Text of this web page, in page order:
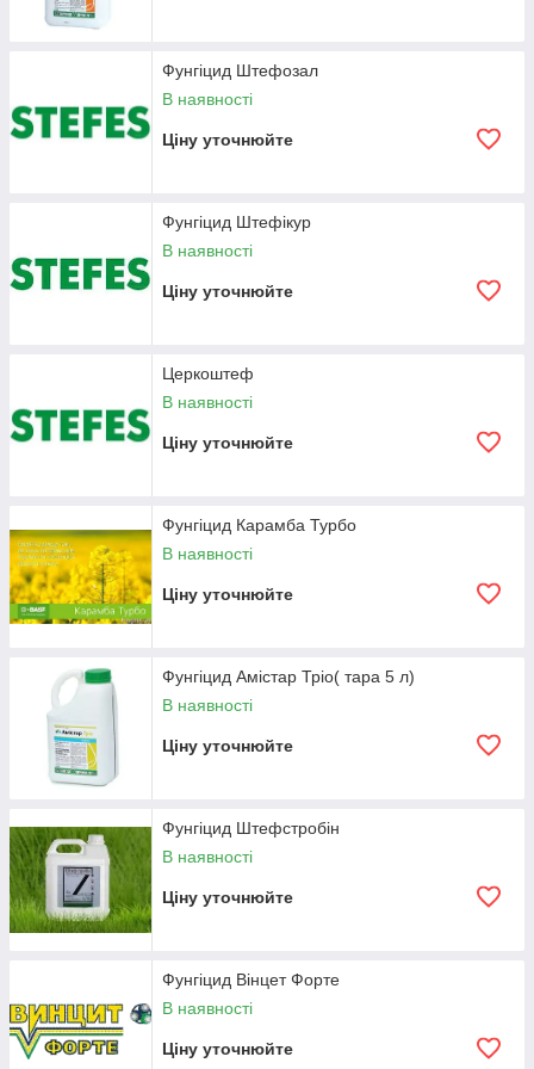
Фунгіцид Штефозал
В наявності
Ціну уточнюйте
Фунгіцид Штефікур
В наявності
Ціну уточнюйте
Церкоштеф
В наявності
Ціну уточнюйте
Фунгіцид Карамба Турбо
В наявності
Ціну уточнюйте
Фунгіцид Амістар Тріо( тара 5 л)
В наявності
Ціну уточнюйте
Фунгіцид Штефстробін
В наявності
Ціну уточнюйте
Фунгіцид Вінцет Форте
В наявності
Ціну уточнюйте